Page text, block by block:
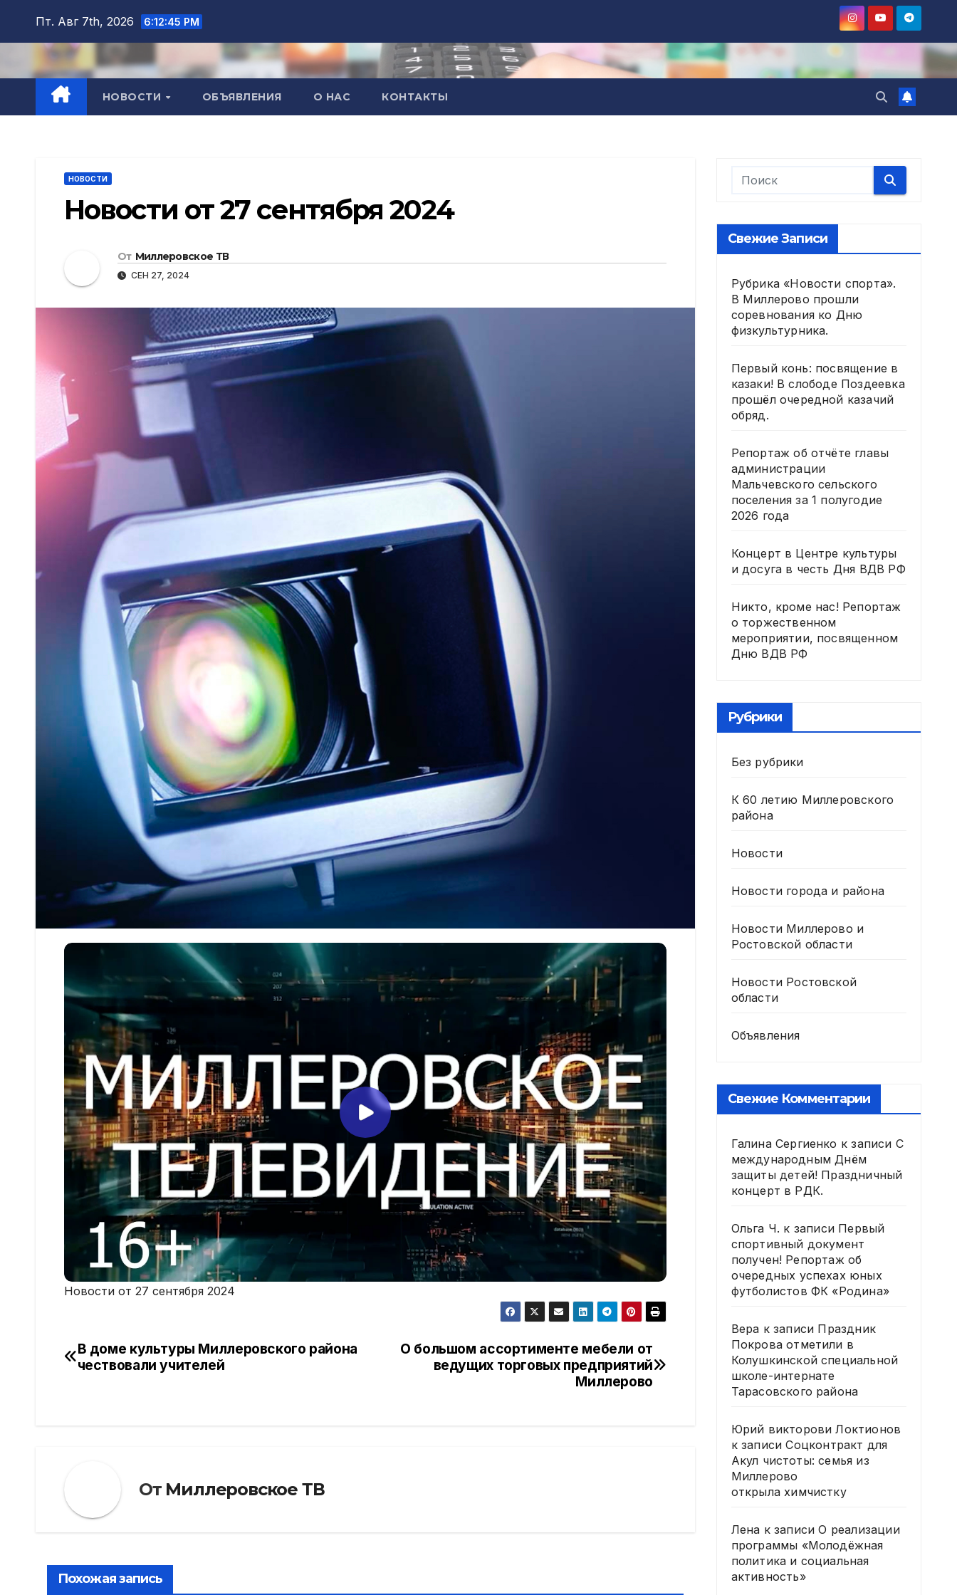
содержимому
Пт. Авг 7th, 2026 6:12:47 PM
НОВОСТИ ОБЪЯВЛЕНИЯ О НАС КОНТАКТЫ
НОВОСТИ
Новости от 27 сентября 2024
От Миллеровское ТВ
СЕН 27, 2024
Новости от 27 сентября 2024
Навигация
О большом ассортименте мебели от
ведущих торговых предприятий
Миллерово
В доме культуры Миллеровского района
чествовали учителей
От Миллеровское ТВ
Похожая запись
Свежие Записи
Рубрика «Новости спорта».
В Миллерово прошли
соревнования ко Дню
физкультурника.
Первый конь: посвящение в
казаки! В слободе Поздеевка
прошёл очередной казачий
обряд.
Репортаж об отчёте главы
администрации
Мальчевского сельского
поселения за 1 полугодие
2026 года
Концерт в Центре культуры
и досуга в честь Дня ВДВ РФ
Никто, кроме нас! Репортаж
о торжественном
мероприятии, посвященном
Дню ВДВ РФ
Рубрики
Без рубрики
К 60 летию Миллеровского
района
Новости
Новости города и района
Новости Миллерово и
Ростовской области
Новости Ростовской
области
Объявления
Свежие Комментарии
Галина Сергиенко к записи С
международным Днём
защиты детей! Праздничный
концерт в РДК.
Ольга Ч. к записи Первый
спортивный документ
получен! Репортаж об
очередных успехах юных
футболистов ФК «Родина»
Вера к записи Праздник
Покрова отметили в
Колушкинской специальной
школе-интернате
Тарасовского района
Юрий викторови Локтионов
к записиСоцконтракт для
Акул чистоты: семья из
Миллерово
открыла химчистку
Лена к записиО реализации
программы «Молодёжная
политика и социальная
активность»